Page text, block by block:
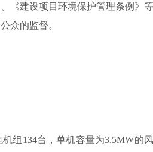
《建设项目环境保护管理条例》
众的监督。
组134台，单机容量为3.5MW的